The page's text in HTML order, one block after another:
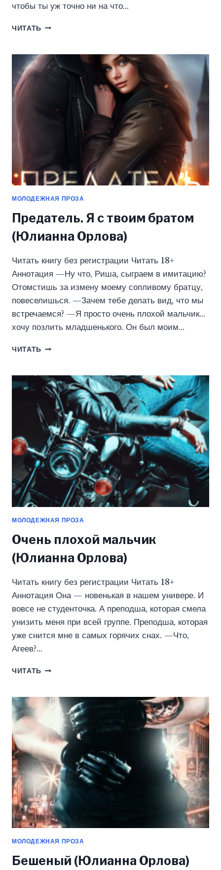
чтобы ты уж точно ни на что…
ЧИТАТЬ ДЕВОЧКА
ОРЛОВА)
МОЛОДЕЖНАЯ ПРОЗА
Предатель. Я с твоим братом
(Юлианна Орлова)
Читать книгу без регистрации Читать 18+
Аннотация —Ну что, Риша, сыграем в имитацию?
Отомстишь за измену моему сопливому братцу,
повеселишься. —Зачем тебе делать вид, что мы
встречаемся? —Я просто очень плохой мальчик…
хочу позлить младшенького. Он был моим…
ЧИТАТЬ ПРЕДАТЕЛЬ.
ТВОИМ
БРАТОМ
(ЮЛИАННА
ОРЛОВА)
МОЛОДЕЖНАЯ ПРОЗА
Очень плохой мальчик
(Юлианна Орлова)
Читать книгу без регистрации Читать 18+
Аннотация Она — новенькая в нашем универе. И
вовсе не студенточка. А преподша, которая смела
унизить меня при всей группе. Преподша, которая
уже снится мне в самых горячих снах. —Что,
Агеев?…
ЧИТАТЬ ОЧЕНЬ
(ЮЛИАННА
ОРЛОВА)
МОЛОДЕЖНАЯ ПРОЗА
Бешеный (Юлианна Орлова)